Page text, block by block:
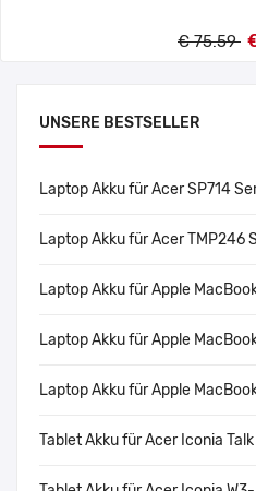
UNSERE BESTSELLER
Laptop Akku für Acer SP714
Laptop Akku für Acer TMP246
Laptop Akku für Apple
Laptop Akku für Apple
Laptop Akku für Apple
Tablet Akku für Acer Iconia
€ 75.59